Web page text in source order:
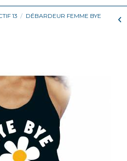
13
DÉBARDEUR FEMME BYE